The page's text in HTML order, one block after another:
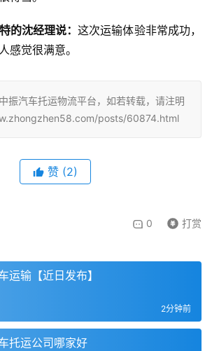
的沈经理说：这次运输体验非常成功，
感觉很满意。
振汽车托运物流平台，如若转载，请注明
posts/60874.html
赞 (2)
0 打赏
运输【近日发布】
2分钟前
托运公司哪家好